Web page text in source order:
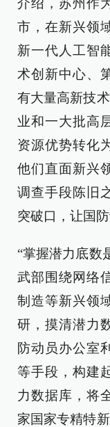
介绍，苏州作
市，在新兴领
新一代人工智
术创新中心、
有大量高新技
业和一大批高
资源优势转化
他们直面新兴
调查手段陈旧
突破口，让国
“掌握潜力底数
武部围绕网络
制造等新兴领
研，摸清潜力
防动员办公室
等手段，构建
力数据库，将
家国家专精特